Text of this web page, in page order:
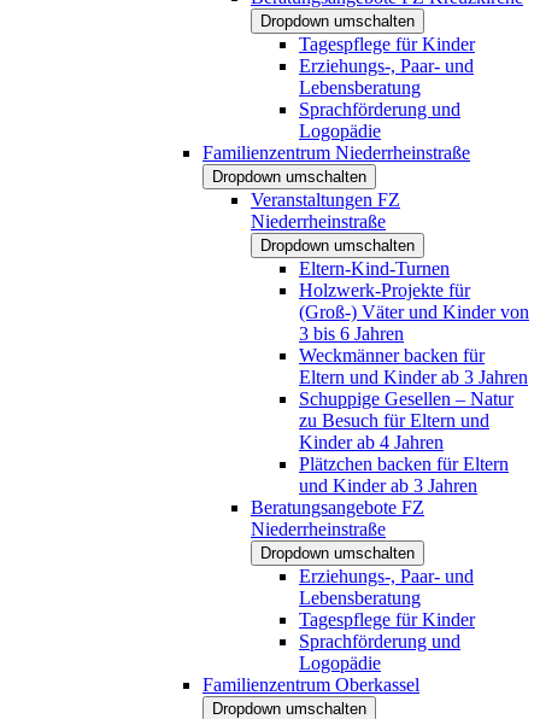
Dropdown umschalten
Tagespflege für Kinder
Erziehungs-, Paar- und
Lebensberatung
Sprachförderung und
Logopädie
Familienzentrum Niederrheinstraße
Dropdown umschalten
Veranstaltungen FZ
Niederrheinstraße
Dropdown umschalten
Eltern-Kind-Turnen
Holzwerk-Projekte für
(Groß-) Väter und Kinder von
3 bis 6 Jahren
Weckmänner backen für
Eltern und Kinder ab 3 Jahren
Schuppige Gesellen – Natur
zu Besuch für Eltern und
Kinder ab 4 Jahren
Plätzchen backen für Eltern
und Kinder ab 3 Jahren
Beratungsangebote FZ
Niederrheinstraße
Dropdown umschalten
Erziehungs-, Paar- und
Lebensberatung
Tagespflege für Kinder
Sprachförderung und
Logopädie
Familienzentrum Oberkassel
Dropdown umschalten